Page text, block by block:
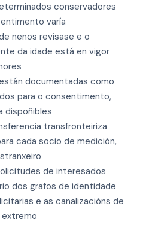
conservadores
varía
nenos revísase e o
da idade está en vigor
documentadas como
para o consentimento,
dispoñibles
transfronteiriza
cada socio de medición,
de interesados
dos grafos de identidade
e as canalizacións de